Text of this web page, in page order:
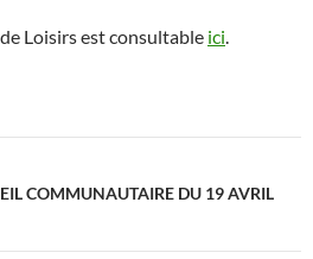
Loisirs est consultable ici.
COMMUNAUTAIRE DU 19 AVRIL